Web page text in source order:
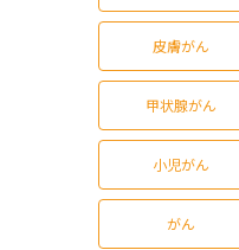
皮膚がん
甲状腺がん
小児がん
がん